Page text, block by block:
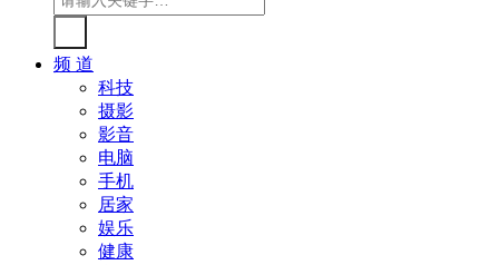
频 道
科技
摄影
影音
电脑
手机
居家
娱乐
健康